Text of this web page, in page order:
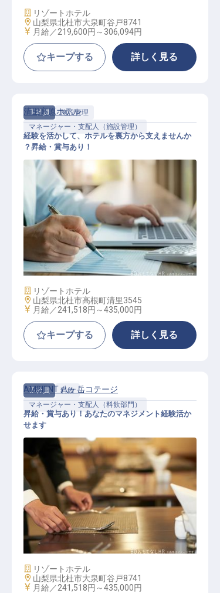
施設業態
リゾートホテル
勤務地
山梨県北杜市大泉町谷戸8741
給与
月給／219,600円～ 306,094円
キープする 詳しく見る
正社員
施設管理
マネージャー・支配人（施設管理）
施設管理マネージャー候補
清里高原ホテル
経験を活かして、ホテルを裏方から支えませんか
？昇給・賞与あり！
施設業態
リゾートホテル
勤務地
山梨県北杜市高根町清里3545
給与
月給／241,518円～435,000円
キープする 詳しく見る
正社員
料飲
マネージャー・支配人（料飲部門）
レストランマネージャー候補
AMBIENT 八ヶ岳コテージ
昇給・賞与あり！あなたのマネジメント経験活か
せます
施設業態
リゾートホテル
勤務地
山梨県北杜市大泉町谷戸8741
給与
月給／241,518円～435,000円